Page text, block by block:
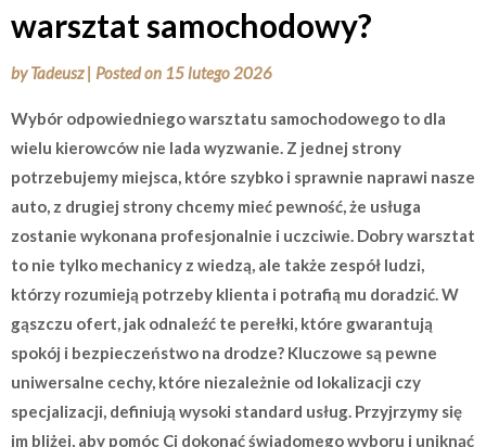
warsztat samochodowy?
byTadeusz | Posted on 15 lutego 2026
Wybór odpowiedniego warsztatu samochodowego to dla
wielu kierowców nie lada wyzwanie. Z jednej strony
potrzebujemy miejsca, które szybko i sprawnie naprawi nasze
auto, z drugiej strony chcemy mieć pewność, że usługa
zostanie wykonana profesjonalnie i uczciwie. Dobry warsztat
to nie tylko mechanicy z wiedzą, ale także zespół ludzi,
którzy rozumieją potrzeby klienta i potrafią mu doradzić. W
gąszczu ofert, jak odnaleźć te perełki, które gwarantują
spokój i bezpieczeństwo na drodze? Kluczowe są pewne
uniwersalne cechy, które niezależnie od lokalizacji czy
specjalizacji, definiują wysoki standard usług. Przyjrzymy się
im bliżej, aby pomóc Ci dokonać świadomego wyboru i uniknąć